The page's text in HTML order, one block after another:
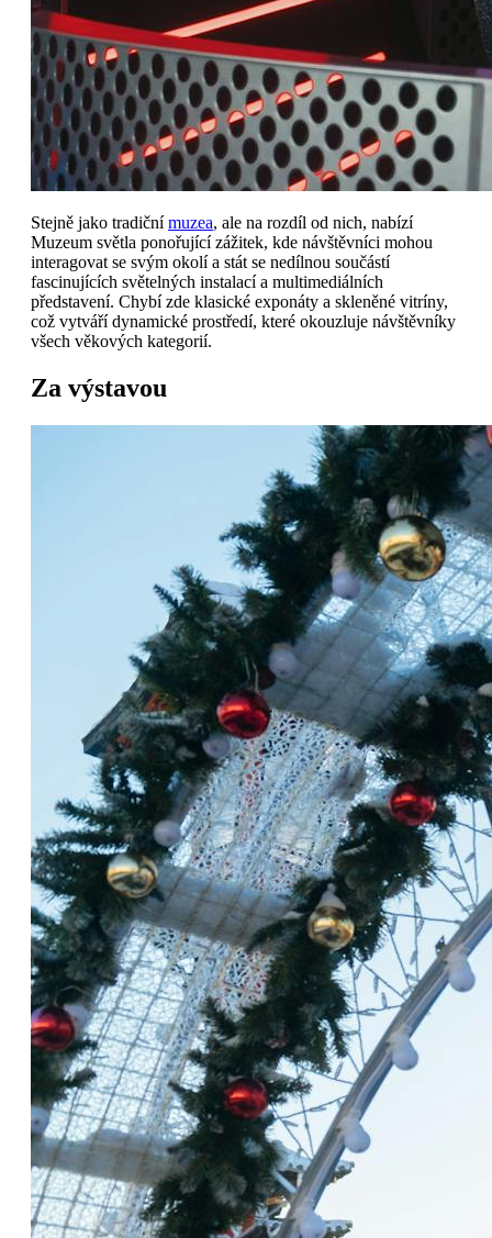
Stejně jako tradičnímuzea, ale na rozdíl od nich, nabízí
Muzeum světla ponořující zážitek, kde návštěvníci mohou
interagovat se svým okolí a stát se nedílnou součástí
fascinujících světelných instalací a multimediálních
představení. Chybí zde klasické exponáty a skleněné vitríny,
což vytváří dynamické prostředí, které okouzluje návštěvníky
všech věkových kategorií.
Za výstavou